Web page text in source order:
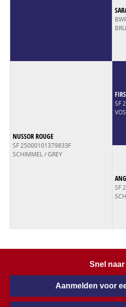
NUSSOR ROUGE
SF 25000101379833F
SCHIMMEL / GREY
SF
SF
Snel naar
Aanmelden voor